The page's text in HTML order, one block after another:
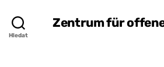
Hledat
Zentrum für